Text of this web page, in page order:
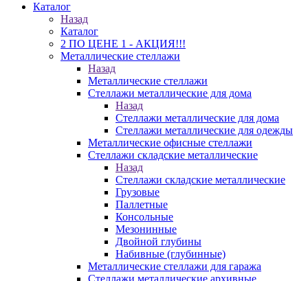
Каталог
Назад
Каталог
2 ПО ЦЕНЕ 1 - АКЦИЯ!!!
Металлические стеллажи
Назад
Металлические стеллажи
Стеллажи металлические для дома
Назад
Стеллажи металлические для дома
Стеллажи металлические для одежды
Металлические офисные стеллажи
Стеллажи складские металлические
Назад
Стеллажи складские металлические
Грузовые
Паллетные
Консольные
Мезонинные
Двойной глубины
Набивные (глубинные)
Металлические стеллажи для гаража
Стеллажи металлические архивные